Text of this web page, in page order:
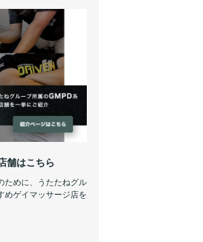
舗はこちら
ために、うたたねグル
めゲイマッサージ店を